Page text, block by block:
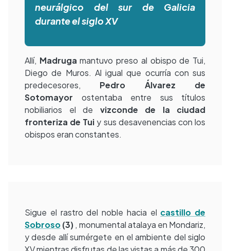
neurálgico del sur de Galicia
durante el siglo XV
Allí, Madruga mantuvo preso al obispo de Tui,
Diego de Muros. Al igual que ocurría con sus
predecesores, Pedro Álvarez de
Sotomayor ostentaba entre sus títulos
nobiliarios el de vizconde de la ciudad
fronteriza de Tui y sus desavenencias con los
obispos eran constantes.
Sigue el rastro del noble hacia el castillo de
Sobroso(3) , monumental atalaya en Mondariz,
y desde allí sumérgete en el ambiente del siglo